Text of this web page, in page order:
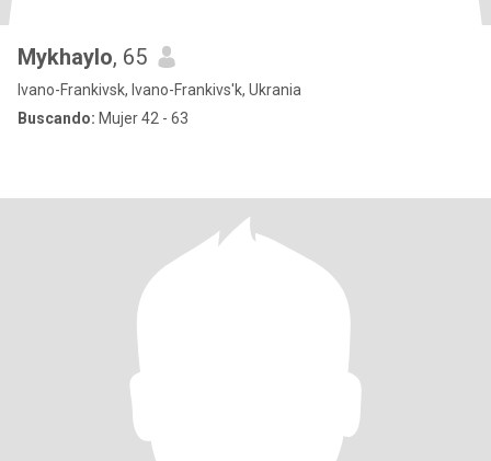
Mykhaylo, 65
Ivano-Frankivsk, Ivano-Frankivs'k, Ukrania
Buscando: Mujer 42 - 63